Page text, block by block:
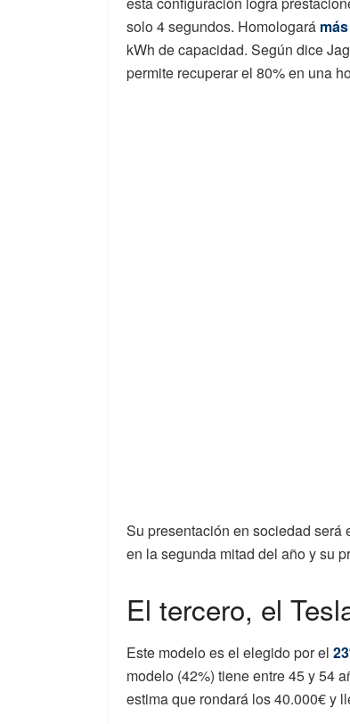
solo 4 segundos. Homologará
kWh de capacidad. Según dice
permite recuperar el 80% en una
Su presentación en sociedad será
en la segunda mitad del año y su
El tercero, el
Este modelo es el elegido por el
modelo (42%) tiene entre 45 y 54
estima que rondará los 40.000€ y